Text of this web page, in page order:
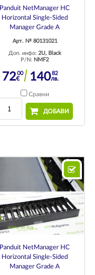
Panduit NetManager HC
Horizontal Single-Sided
Manager Grade A
Арт. № 80131021
Доп. инфо: 2U, Black
P/N: NMF2
7200
€ 14082
лв.
Сравни
ДОБАВИ
Panduit NetManager HC
Horizontal Single-Sided
Manager Grade A